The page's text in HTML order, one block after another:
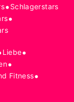
•Schlagerstars
•
Liebe•
•
Fitness•